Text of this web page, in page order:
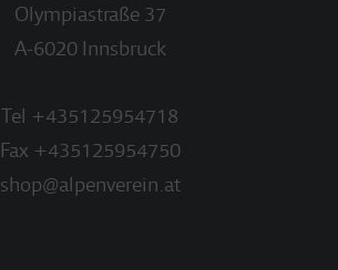
Olympiastraße 37
A-6020 Innsbruck
Tel +435125954718
Fax +435125954750
shop@alpenverein.at